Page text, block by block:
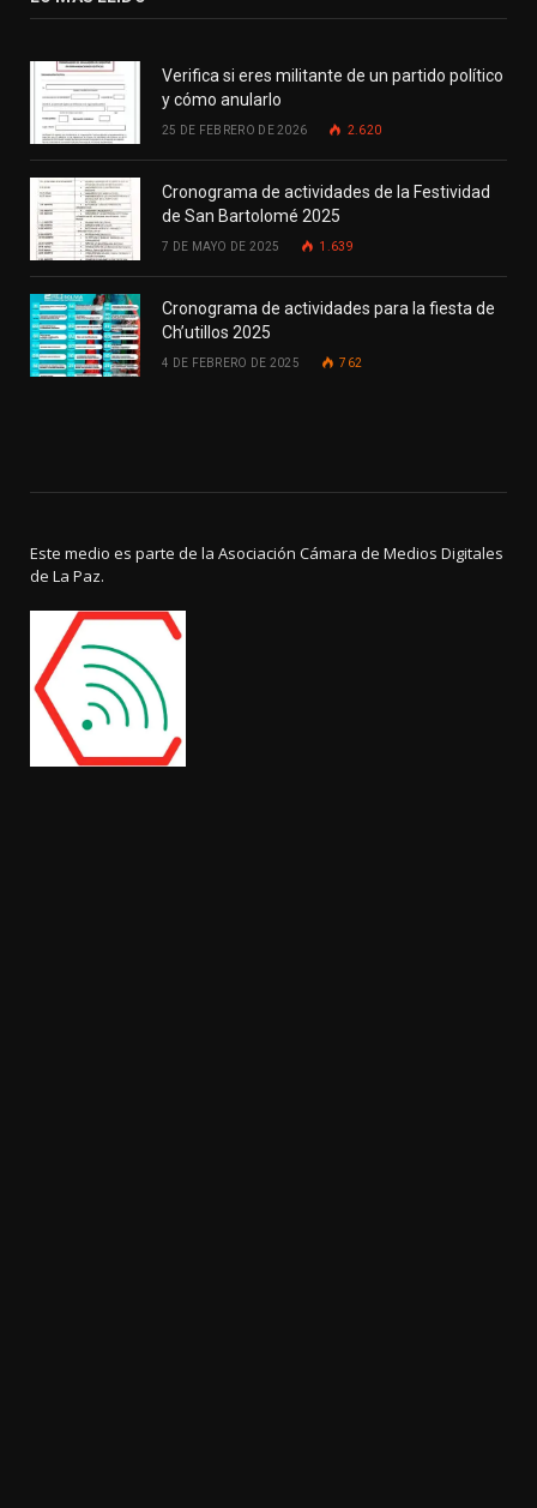
Verifica si eres militante de un partido político
y cómo anularlo
25 DE FEBRERO DE 2026 2.620
Cronograma de actividades de la Festividad
de San Bartolomé 2025
7 DE MAYO DE 2025 1.639
Cronograma de actividades para la fiesta de
Ch’utillos 2025
4 DE FEBRERO DE 2025 762
Este medio es parte de la Asociación Cámara de Medios Digitales
de La Paz.